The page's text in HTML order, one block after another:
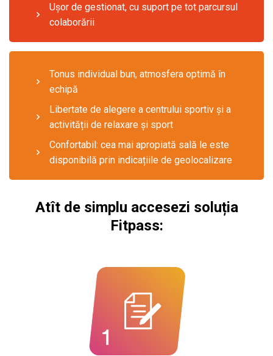
Ușor de gestionat, cu suport pe tot parcursul
colaborării
Tonus individual bun, atmosfera optimă în
echipă
Libertate de alegere a centrului sportiv și a
activității de relaxare și sport
Confortabil: cea mai apropiată sală le este
disponibilă prin indicațiile de geolocalizare
Atît de simplu accesezi soluția
Fitpass: